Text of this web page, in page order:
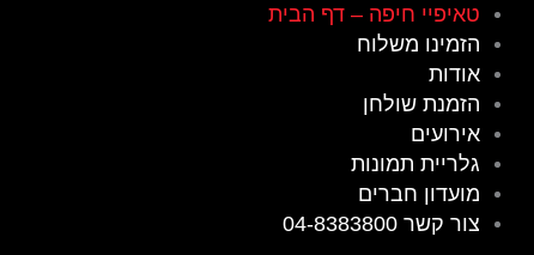
דילוג
לתוכן
טאיפיי חיפה – דף הבית
הזמינו משלוח
אודות
הזמנת שולחן
אירועים
גלריית תמונות
מועדון חברים
צור קשר 04-8383800